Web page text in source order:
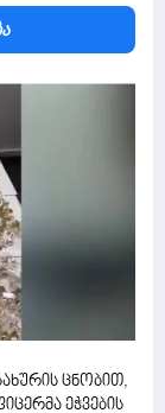
ცნობით,
ეჭვების